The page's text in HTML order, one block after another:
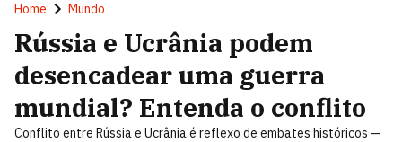
Home Mundo
Rússia e Ucrânia podem
desencadear uma guerra
mundial? Entenda o conflito
Conflito entre Rússia e Ucrânia é reflexo de embates históricos —